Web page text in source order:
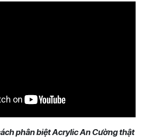
phân biệt Acrylic An Cường thật